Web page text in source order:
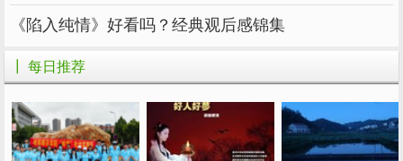
他们会继续走上先帝走过的‘权术之路’。而同样
的，朝臣们也会继续深陷党争。如此，哪怕大周
侥幸熬过了殿下这一代，也很快会走到亡国的境
他终有一日能够站稳脚跟，能够不惧‘得位不
正’的骂名，能够有底气做一个前无古人的帝
《陷入纯情》好看吗？经典观后感锦集
┃ 每日推荐